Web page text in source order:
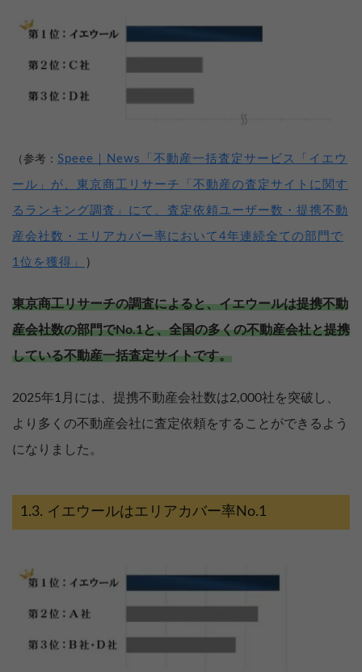
（参考： Speee｜News「不動産一括査定サービス「イエウ
ール」が、東京商工リサーチ「不動産の査定サイトに関す
るランキング調査」にて、査定依頼ユーザー数・提携不動
産会社数・エリアカバー率において4年連続全ての部門で
1位を獲得」 ）
東京商工リサーチの調査によると、イエウールは提携不動
産会社数の部門でNo.1と、全国の多くの不動産会社と提携
している不動産一括査定サイトです。
2025年1月には、提携不動産会社数は2,000社を突破し、
より多くの不動産会社に査定依頼をすることができるよう
になりました。
イエウールはエリアカバー率No.1